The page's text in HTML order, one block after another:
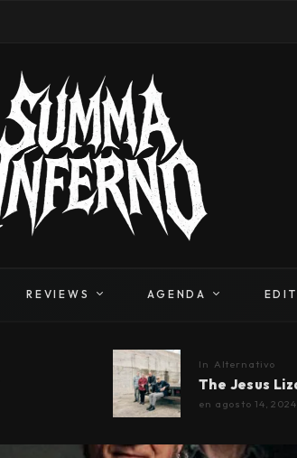
REVIEWS AGENDA
In Alternativo
The Jesus
en agosto 14, 2024